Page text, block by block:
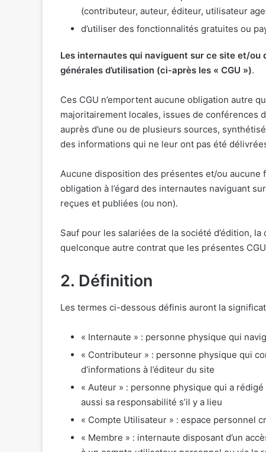
(contributeur, auteur, éditeur, utilisateur
d’utiliser des fonctionnalités gratuites ou
Les internautes qui naviguent sur ce site et/ou
générales d’utilisation (ci-après les « CGU »).
Ces CGU n’emportent aucune obligation autre
majoritairement locales, issues de conférences
auprès d’une ou de plusieurs sources,
des informations qui ne leur ont pas été
Aucune disposition des présentes et/ou aucune
obligation à l’égard des internautes naviguant
reçues et publiées (ou non).
Sauf pour les salariées de la société d’édition,
quelconque autre contrat que les présentes
2. Définition
Les termes ci-dessous définis auront la
« Internaute » : personne physique qui
« Contributeur » : personne physique qui
d’informations à l’éditeur du site
« Auteur » : personne physique qui a
aussi sa responsabilité s’il y a lieu
« Compte Utilisateur » : espace personnel
« Membre » : internaute disposant d’un